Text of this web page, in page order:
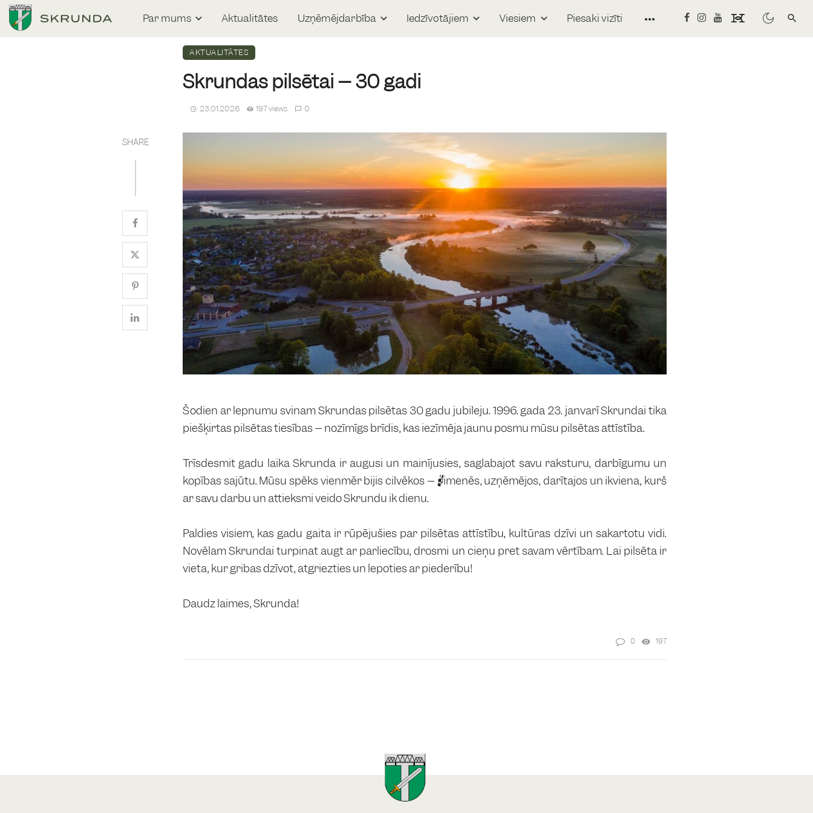
Par mums Aktualitātes Uzņēmējdarbība Iedzīvotājiem Viesiem Piesaki vizīti
AKTUALITĀTES
Skrundas pilsētai – 30 gadi
23.01.2026 197 views 0
SHARE
Šodien ar lepnumu svinam Skrundas pilsētas 30 gadu jubileju. 1996. gada 23. janvārī Skrundai tika
piešķirtas pilsētas tiesības – nozīmīgs brīdis, kas iezīmēja jaunu posmu mūsu pilsētas attīstībā.
Trīsdesmit gadu laikā Skrunda ir augusi un mainījusies, saglabājot savu raksturu, darbīgumu un
kopības sajūtu. Mūsu spēks vienmēr bijis cilvēkos – ģimenēs, uzņēmējos, darītājos un ikvienā, kurš
ar savu darbu un attieksmi veido Skrundu ik dienu.
Paldies visiem, kas gadu gaitā ir rūpējušies par pilsētas attīstību, kultūras dzīvi un sakārtotu vidi.
Novēlam Skrundai turpināt augt ar pārliecību, drosmi un cieņu pret savām vērtībām. Lai pilsēta ir
vieta, kur gribas dzīvot, atgriezties un lepoties ar piederību!
Daudz laimes, Skrunda!
0 197